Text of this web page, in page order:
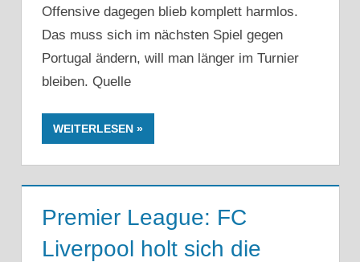
Offensive dagegen blieb komplett harmlos.
Das muss sich im nächsten Spiel gegen
Portugal ändern, will man länger im Turnier
bleiben. Quelle
WEITERLESEN
Premier League: FC
Liverpool holt sich die